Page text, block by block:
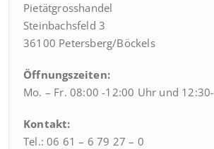
Pietätgrosshandel
Steinbachsfeld 3
36100 Petersberg/Böckels
Öffnungszeiten:
Mo. – Fr. 08:00 -12:00 Uhr und
Kontakt:
Tel.: 06 61 – 6 79 27 – 0